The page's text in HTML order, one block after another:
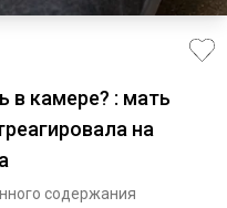
в камере? : мать
на
содержания